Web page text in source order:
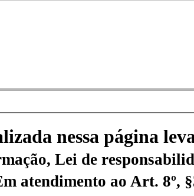
nessa página
Lei de
atendimento ao Art. 8º,